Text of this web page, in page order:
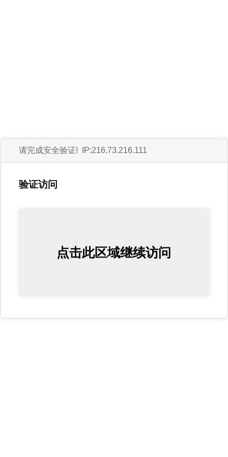
请完成安全验证! IP:216.73.216.111
验证访问
点击此区域继续访问